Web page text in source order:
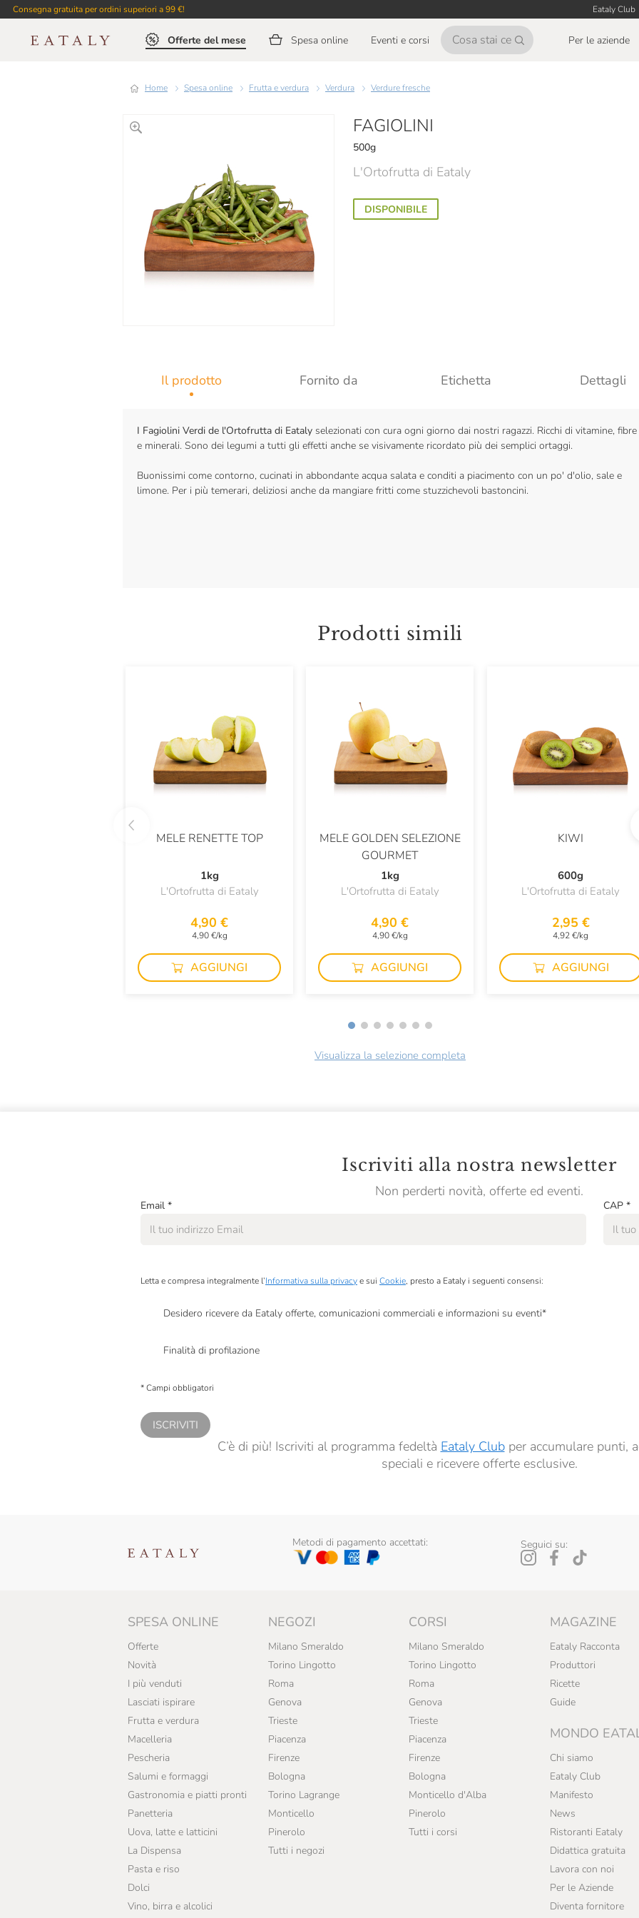
Consegna gratuita per ordini superiori a 99 €! Eataly Club
Offerte del mese Spesa online Eventi e corsi Per le aziende
Home Spesa online Frutta e verdura Verdura Verdure fresche
FAGIOLINI
500g
L'Ortofrutta di Eataly
DISPONIBILE
Il prodotto Fornito da Etichetta Dettagli
I Fagiolini Verdi de l'Ortofrutta di Eataly selezionati con cura ogni giorno dai nostri ragazzi. Ricchi di vitamine, fibre
e minerali. Sono dei legumi a tutti gli effetti anche se visivamente ricordato più dei semplici ortaggi.
Buonissimi come contorno, cucinati in abbondante acqua salata e conditi a piacimento con un po' d'olio, sale e
limone. Per i più temerari, deliziosi anche da mangiare fritti come stuzzichevoli bastoncini.
Prodotti simili
MELE RENETTE TOP
1kg
L'Ortofrutta di Eataly
4,90 €
4,90 €/kg
AGGIUNGI
MELE GOLDEN SELEZIONE
GOURMET
1kg
L'Ortofrutta di Eataly
4,90 €
4,90 €/kg
AGGIUNGI
KIWI
600g
L'Ortofrutta di Eataly
2,95 €
4,92 €/kg
AGGIUNGI
Visualizza la selezione completa
Iscriviti alla nostra newsletter
Non perderti novità, offerte ed eventi.
Email * CAP *
Letta e compresa integralmente l’Informativa sulla privacye sui Cookie, presto a Eataly i seguenti consensi:
Desidero ricevere da Eataly offerte, comunicazioni commerciali e informazioni su eventi*
Finalità di profilazione
* Campi obbligatori
ISCRIVITI
C’è di più! Iscriviti al programma fedeltà Eataly Clubper accumulare punti,
speciali e ricevere offerte esclusive.
Metodi di pagamento accettati: Seguici su:
SPESA ONLINE
Offerte
Novità
I più venduti
Lasciati ispirare
Frutta e verdura
Macelleria
Pescheria
Salumi e formaggi
Gastronomia e piatti pronti
Panetteria
Uova, latte e latticini
La Dispensa
Pasta e riso
Dolci
Vino, birra e alcolici
NEGOZI
Milano Smeraldo
Torino Lingotto
Roma
Genova
Trieste
Piacenza
Firenze
Bologna
Torino Lagrange
Monticello
Pinerolo
Tutti i negozi
CORSI
Milano Smeraldo
Torino Lingotto
Roma
Genova
Trieste
Piacenza
Firenze
Bologna
Monticello d'Alba
Pinerolo
Tutti i corsi
MAGAZINE
Eataly Racconta
Produttori
Ricette
Guide
MONDO
Chi siamo
Eataly Club
Manifesto
News
Ristoranti Eataly
Didattica gratuita
Lavora con noi
Per le Aziende
Diventa fornitore